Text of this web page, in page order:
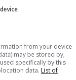
proprietario
o della
chiavi non
from your device
may be stored by,
specifically by this
data. List of